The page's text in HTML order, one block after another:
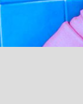
た中国向け「ニセ